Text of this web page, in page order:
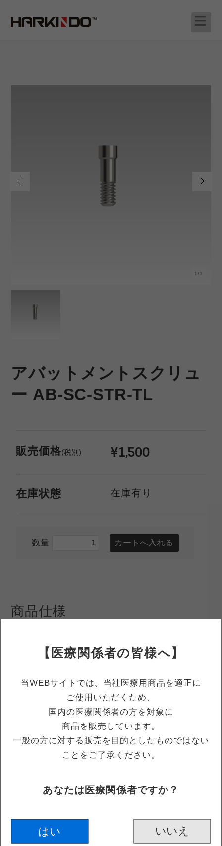
【医療関係者の皆様へ】
当WEBサイトでは、当社医療用商品を適正に
ご使用いただくため、
国内の医療関係者の方を対象に
商品を販売しています。
一般の方に対する販売を目的としたものではない
ことをご了承ください。
あなたは医療関係者ですか？
はい
1/1
アバットメントスクリュ
ー AB-SC-STR-TL
販売価格(税別) ¥1,500
在庫状態 在庫有り
数量
商品仕様
インプラントシステム ストローマン Tissue Level